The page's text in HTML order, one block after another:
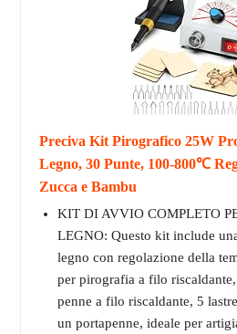
Preciva Kit Pirografico 25W
Legno, 30 Punte, 100-800℃
Zucca e Bambu
KIT DI AVVIO COMPLETO
LEGNO: Questo kit include
legno con regolazione della
per pirografia a filo
penne a filo riscaldante, 5
un portapenne, ideale per